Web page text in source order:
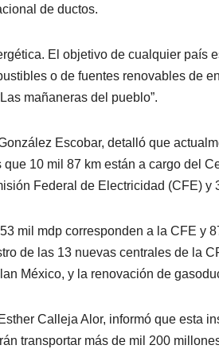
de ductos.
El objetivo de cualquier país
o de fuentes renovables de
mañaneras del pueblo”.
Escobar, detalló que
10 mil 87 km están a cargo del
Federal de Electricidad (CFE) y
mil mdp corresponden a la CFE y
de las 13 nuevas centrales de la
México, y la renovación de
Calleja Alor, informó que esta
transportar más de mil 200